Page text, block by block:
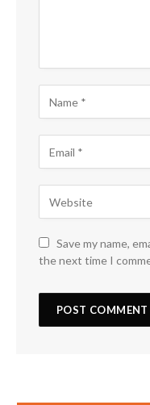
Save my name,
the next time I